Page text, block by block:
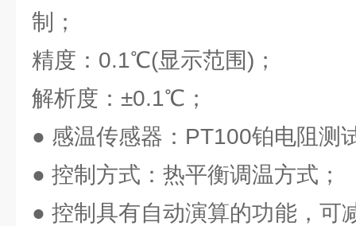
制；
精度：0.1℃(显示范围)；
解析度：±0.1℃；
● 感温传感器：PT100铂电阻测
● 控制方式：热平衡调温方式；
● 控制具有自动演算的功能，可